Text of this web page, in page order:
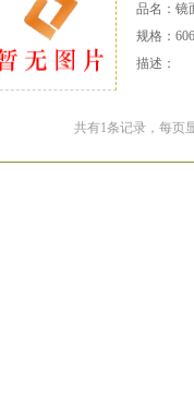
品名：镜
规格：
描述：
共有1条记录，每页